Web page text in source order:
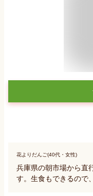
花よりだんご(40代・女性)
兵庫県の朝市場から直
す。生食もできるので